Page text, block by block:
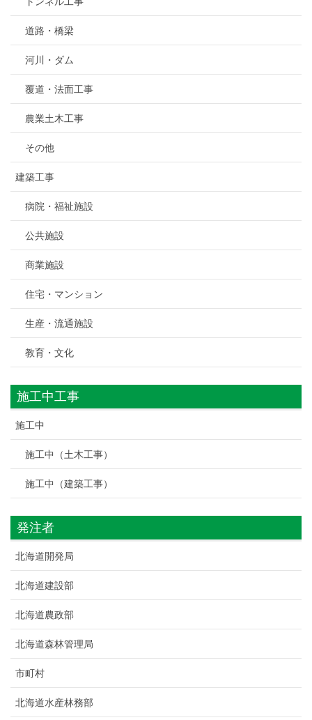
道路・橋梁
河川・ダム
覆道・法面工事
農業土木工事
その他
建築工事
病院・福祉施設
公共施設
商業施設
住宅・マンション
生産・流通施設
教育・文化
施工中工事
施工中
施工中（土木工事）
施工中（建築工事）
発注者
北海道開発局
北海道建設部
北海道農政部
北海道森林管理局
市町村
北海道水産林務部